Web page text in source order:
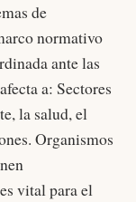
de
normativo
ante las
a: Sectores
la salud, el
Organismos
vital para el